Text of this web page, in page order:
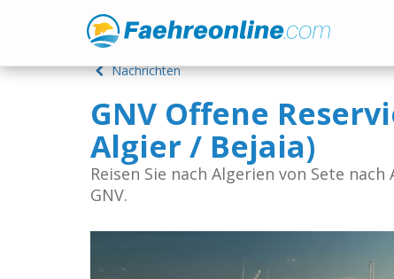
Nachrichten
GNV Offene
Algier / Bejaia)
Reisen Sie nach Algerien von Sete
GNV.